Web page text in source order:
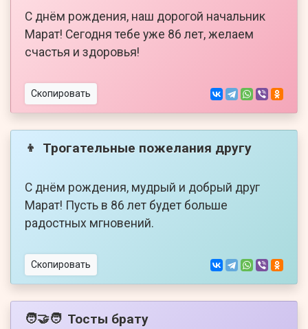
С днём рождения, наш дорогой начальник
Марат! Сегодня тебе уже 86 лет, желаем
счастья и здоровья!
Скопировать
👦 Трогательные пожелания другу
С днём рождения, мудрый и добрый друг
Марат! Пусть в 86 лет будет больше
радостных мгновений.
Скопировать
🧑‍🤝‍🧑 Тосты брату